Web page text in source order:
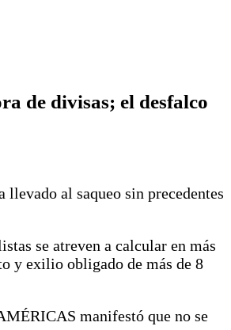
de divisas; el desfalco
al saqueo sin precedentes
se atreven a calcular en más
y exilio obligado de más de 8
manifestó que no se